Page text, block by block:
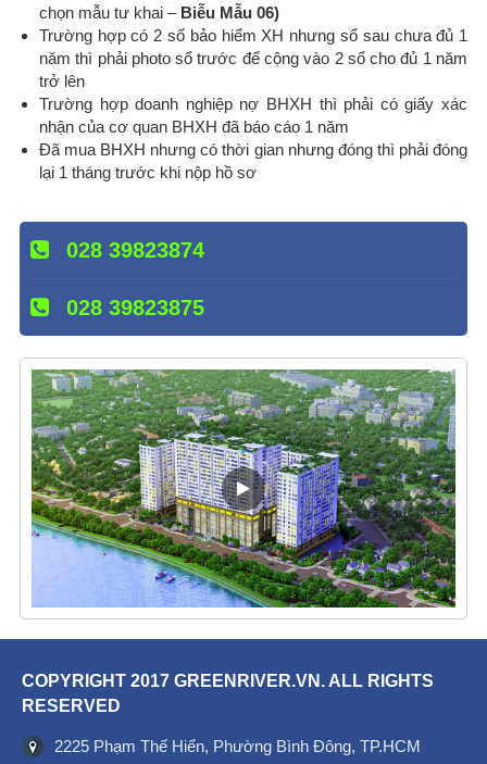
028 39823874
028 39823875
chọn mẫu tư khai –Biễu Mẫu 06)
Trường hợp có 2 số bảo hiểm XH nhưng sổ sau chưa đủ 1
năm thì phải photo sổ trước để cộng vào 2 sổ cho đủ 1 năm
trở lên
Trường hợp doanh nghiệp nợ BHXH thì phải có giấy xác
nhận của cơ quan BHXH đã báo cáo 1 năm
Đã mua BHXH nhưng có thời gian nhưng đóng thì phải đóng
lại 1 tháng trước khi nộp hồ sơ
COPYRIGHT 2017 GREENRIVER.VN. ALL RIGHTS
RESERVED
2225 Phạm Thế Hiển, Phường Bình Đông, TP.HCM